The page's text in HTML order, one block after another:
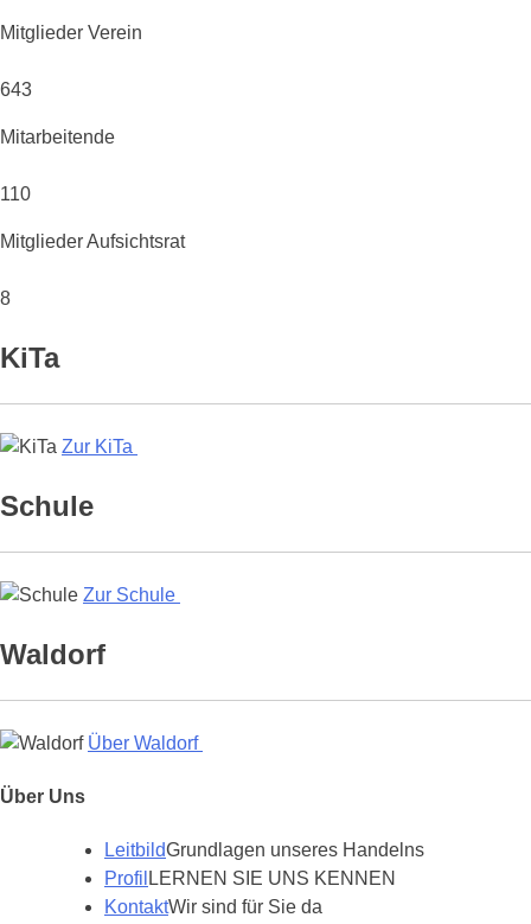
Mitglieder Verein
643
Mitarbeitende
110
Mitglieder Aufsichtsrat
8
KiTa
Zur KiTa
Schule
Zur Schule
Waldorf
Über Waldorf
Über Uns
LeitbildGrundlagen unseres Handelns
Profil LERNEN SIE UNS KENNEN
KontaktWir sind für Sie da